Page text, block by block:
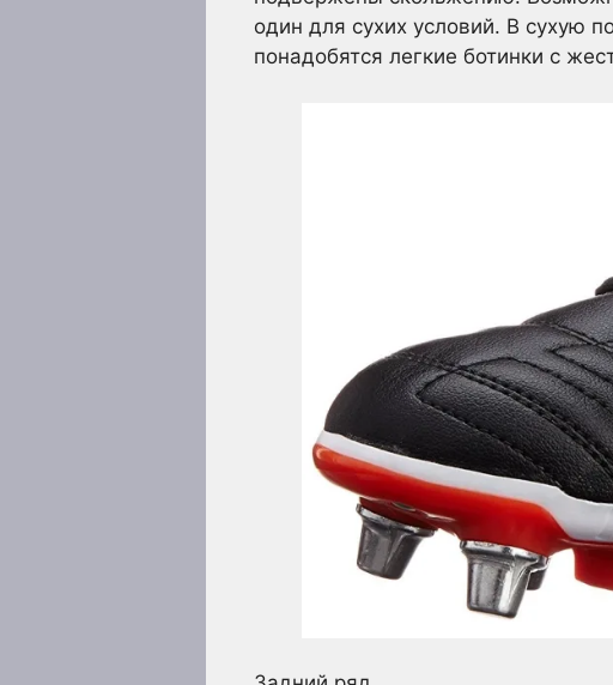
один для сухих условий. В сухую
понадобятся легкие ботинки с